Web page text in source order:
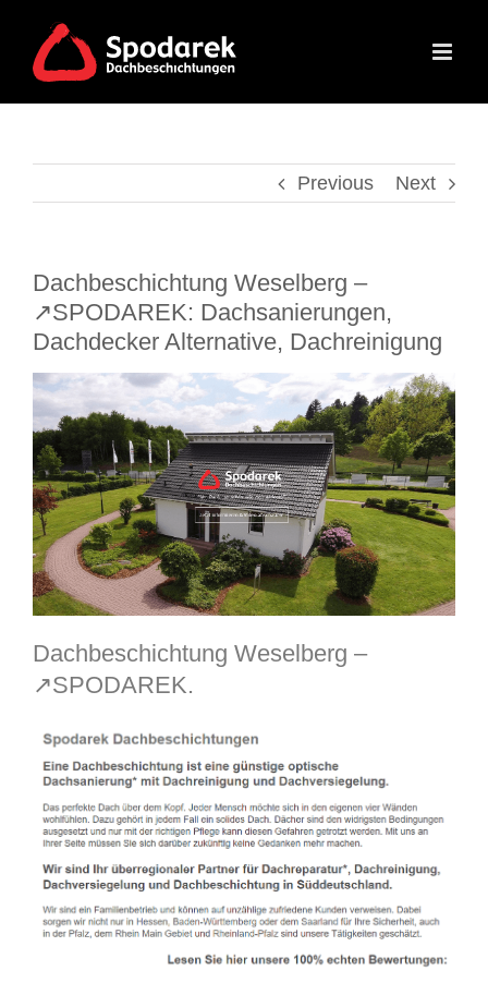
content
Previous Next
Dachbeschichtung Weselberg –
↗️SPODAREK: Dachsanierungen,
Dachdecker Alternative, Dachreinigung
Dachbeschichtung Weselberg –
↗️SPODAREK.